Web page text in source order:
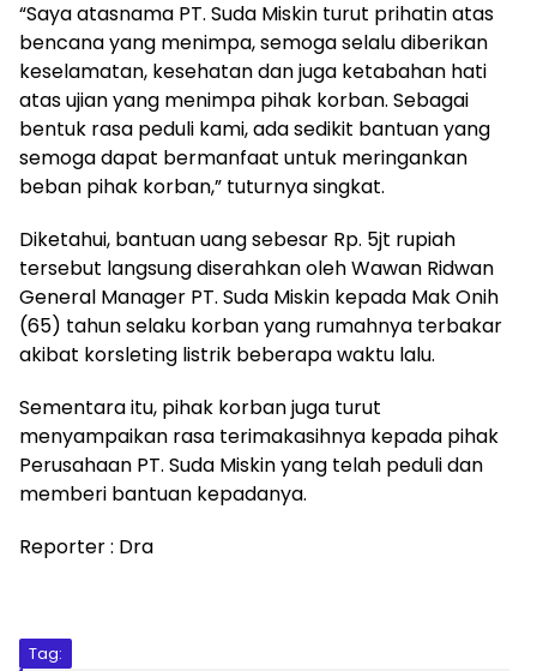
“Saya atasnama PT. Suda Miskin turut prihatin atas
bencana yang menimpa, semoga selalu diberikan
keselamatan, kesehatan dan juga ketabahan hati
atas ujian yang menimpa pihak korban. Sebagai
bentuk rasa peduli kami, ada sedikit bantuan yang
semoga dapat bermanfaat untuk meringankan
beban pihak korban,” tuturnya singkat.
Diketahui, bantuan uang sebesar Rp. 5jt rupiah
tersebut langsung diserahkan oleh Wawan Ridwan
General Manager PT. Suda Miskin kepada Mak Onih
(65) tahun selaku korban yang rumahnya terbakar
akibat korsleting listrik beberapa waktu lalu.
Sementara itu, pihak korban juga turut
menyampaikan rasa terimakasihnya kepada pihak
Perusahaan PT. Suda Miskin yang telah peduli dan
memberi bantuan kepadanya.
Reporter : Dra
Tag: